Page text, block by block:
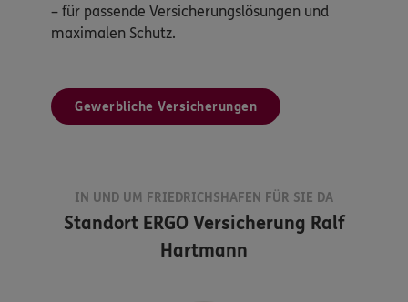
– für passende Versicherungslösungen und
maximalen Schutz.
Gewerbliche Versicherungen
IN UND UM FRIEDRICHSHAFEN FÜR SIE DA
Standort ERGO Versicherung Ralf
Hartmann